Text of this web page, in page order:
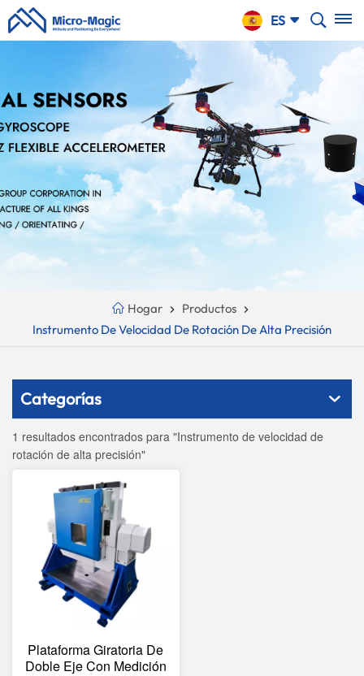
ES
English
русский
Español
Português
بالعربية
Hogar
Productos
Instrumento De Velocidad De Rotación De Alta Precisión
Categorías
1 resultados encontrados para "Instrumento de velocidad de
rotación de alta precisión"
Plataforma Giratoria De
Doble Eje Con Medición
CARRO
DE LA
Your
Cart
Is
Empty!